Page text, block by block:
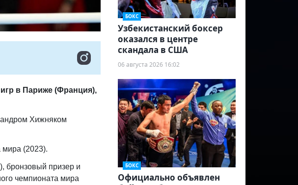
в Париже (Франция),
Хижняком
мира (2023).
бронзовый призер и
чемпионата мира
БОКС
Узбекистанский боксер
оказался в центре
скандала в США
06 августа 2026 16:02
БОКС
Официально объявлен